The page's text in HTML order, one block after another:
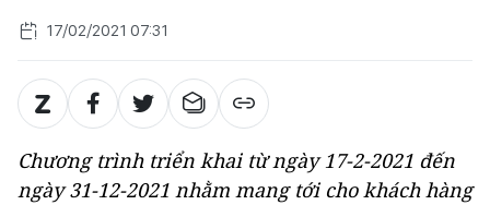
17/02/2021 07:31
Chương trình triển khai từ ngày 17-2-2021 đến
ngày 31-12-2021 nhằm mang tới cho khách hàng